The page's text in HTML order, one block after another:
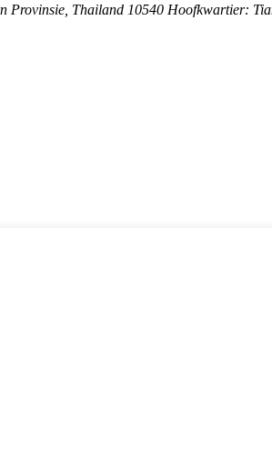
Thailand 10540 Hoofkwartier: